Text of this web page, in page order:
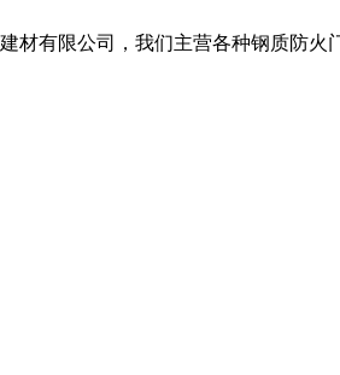
建材有限公司，我们主营各种钢质防